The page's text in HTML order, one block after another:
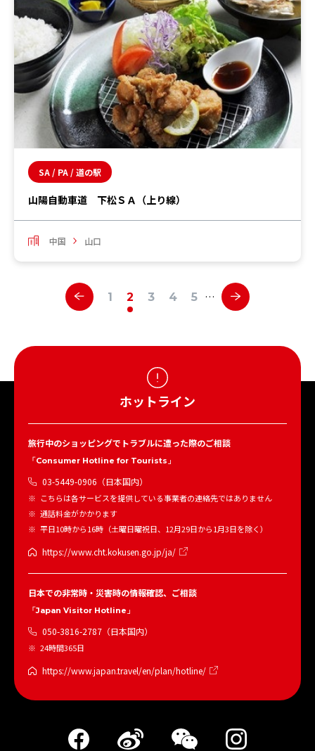
SA / PA / 道の駅
山陽自動車道 下松ＳＡ（上り線）
中国 山口
1 2 3 4 5 …
ホットライン
旅行中のショッピングでトラブルに遭った際のご相談
「Consumer Hotline for Tourists」
03-5449-0906（日本国内）
こちらは各サービスを提供している事業者の連絡先ではありません
通話料金がかかります
平日10時から16時（土曜日曜祝日、12月29日から1月3日を除く）
https://www.cht.kokusen.go.jp/ja/
日本での非常時・災害時の情報確認、ご相談
「Japan Visitor Hotline」
050-3816-2787（日本国内）
24時間365日
https://www.japan.travel/en/plan/hotline/